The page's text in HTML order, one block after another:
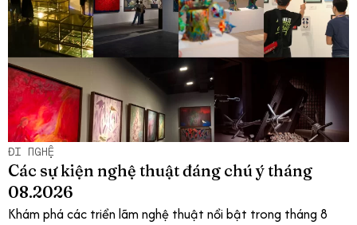
ĐI NGHỆ
Các sự kiện nghệ thuật đáng chú ý tháng
08.2026
Khám phá các triển lãm nghệ thuật nổi bật trong tháng 8